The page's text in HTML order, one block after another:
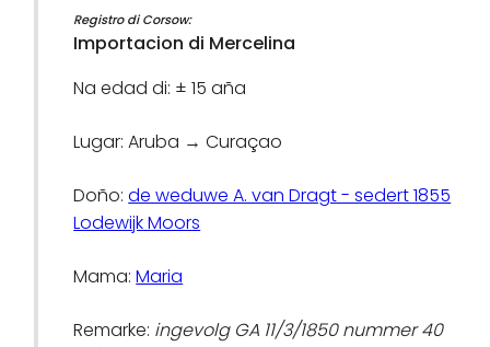
Registro di Corsow:
Importacion di Mercelina
Na edad di: ± 15 aña
Lugar: Aruba → Curaçao
Doño:de weduwe A. van Dragt - sedert 1855
Lodewijk Moors
Mama:Maria
Remarke: ingevolg GA 11/3/1850 nummer 40